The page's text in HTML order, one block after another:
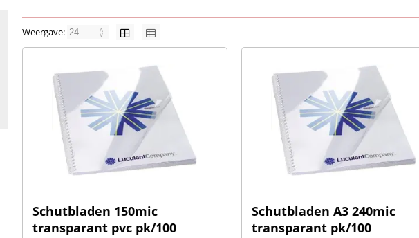
Weergave:
Schutbladen 150mic
transparant pvc pk/100
Schutbladen A3 240mic
transparant pk/100